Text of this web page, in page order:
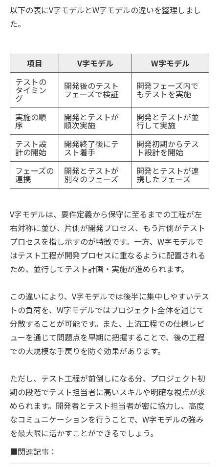
以下の表にV字モデルとW字モデルの違いを整理しまし
た。
項目 V字モデル
W字モデル
テストの
タイミン
グ
開発後のテスト
フェーズで検証
開発フェーズ内で
もテストを実施
実施の順
序
開発とテストが
順次実施
開発とテストが並
行して実施
テスト設
計の開始
開発終了後にテ
スト着手
開発初期からテス
ト設計を開始
フェーズの
連携
開発とテストが
別々のフェーズ
開発とテストが連
携したフェーズ
V字モデルは、要件定義から保守に至るまでの工程が左
右対称に並び、片側が開発プロセス、もう片側がテスト
プロセスを指し示すのが特徴です。一方、W字モデルで
はテスト工程が開発プロセスに重なるように配置される
ため、並行してテスト計画・実施が進められます。
この違いにより、V字モデルでは後半に集中しやすいテス
トの負荷を、W字モデルではプロジェクト全体を通じて
分散することが可能です。また、上流工程での仕様レビ
ューを通じて問題点を早期に把握することで、後の工程
での大規模な手戻りを防ぐ効果があります。
ただし、テスト工程が前倒しになる分、プロジェクト初
期の段階でテスト担当者に高いスキルや明確な視点が求
められます。開発者とテスト担当者が密に協力し、高度
なコミュニケーションを行うことで、W字モデルの強み
を最大限に活かすことができるでしょう。
■関連記事：